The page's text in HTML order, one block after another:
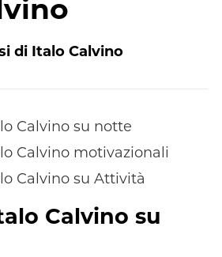
di Italo Calvino
Calvino su notte
Calvino motivazionali
Calvino su Attività
Calvino su